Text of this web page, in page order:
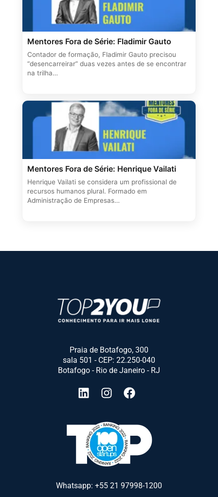
Mentores Fora de Série: Fladimir Gauto
Contador de formação, Fladimir Gauto precisou
“desencarreirar” duas vezes antes de se encontrar
na trilha…
Mentores Fora de Série: Henrique Vailati
Henrique Vailati se considera um profissional de
recursos humanos plural. Formado em
Administração de Empresas…
Praia de Botafogo, 300
sala 501 - CEP: 22.250-040
Botafogo - Rio de Janeiro - RJ
Whatsapp: +55 21 97998-1200